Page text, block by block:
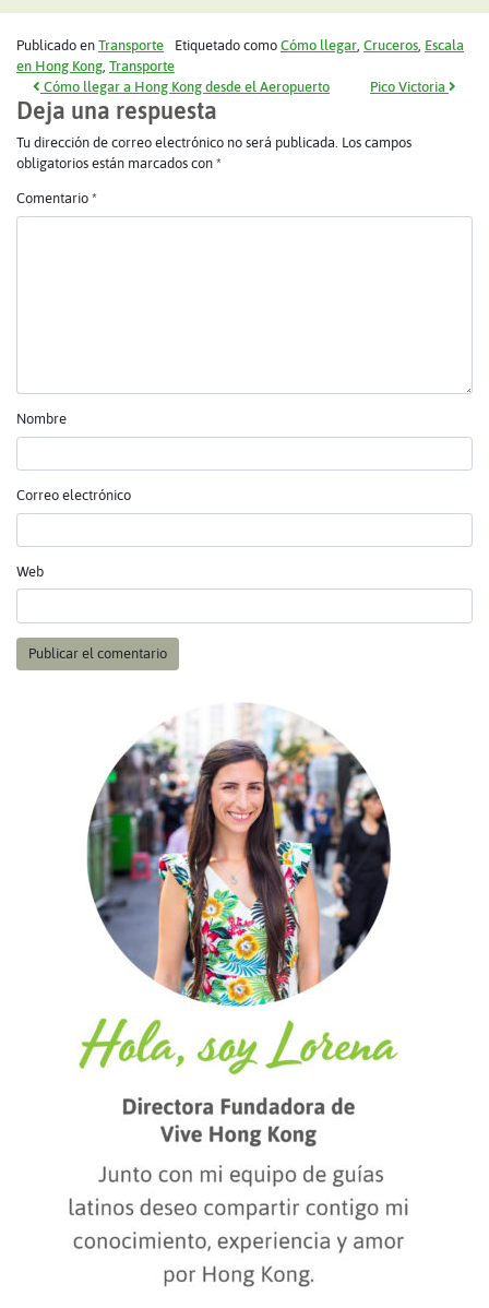
Publicado en Transporte Etiquetado como Cómo llegar Cruceros Escala
en Hong Kong Transporte
Navegación de entradas
Cómo llegar a Hong Kong desde el Aeropuerto Pico Victoria
Deja una respuesta
Tu dirección de correo electrónico no será publicada. Los campos
obligatorios están marcados con *
Comentario *
Nombre
Correo electrónico
Web